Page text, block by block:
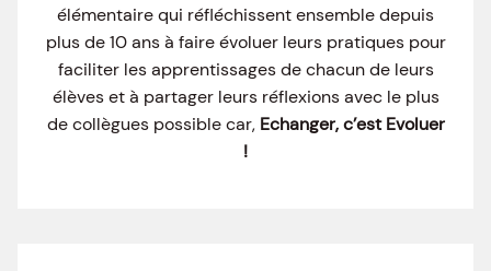
élémentaire qui réfléchissent ensemble depuis
plus de 10 ans à faire évoluer leurs pratiques pour
faciliter les apprentissages de chacun de leurs
élèves et à partager leurs réflexions avec le plus
de collègues possible car, Echanger, c’est Evoluer
!